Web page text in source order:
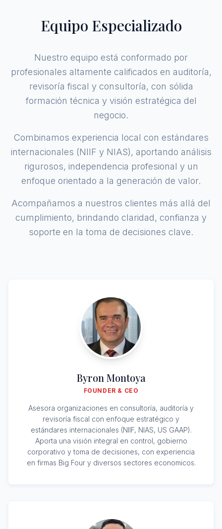
Equipo Especializado
Nuestro equipo está conformado por
profesionales altamente calificados en auditoría,
revisoría fiscal y consultoría, con sólida
formación técnica y visión estratégica del
negocio.
Combinamos experiencia local con estándares
internacionales (NIIF y NIAS), aportando análisis
rigurosos, independencia profesional y un
enfoque orientado a la generación de valor.
Acompañamos a nuestros clientes más allá del
cumplimiento, brindando claridad, confianza y
soporte en la toma de decisiones clave.
Byron Montoya
FOUNDER & CEO
Asesora organizaciones en consultoría, auditoría y
revisoría fiscal con enfoque estratégico y
estándares internacionales (NIIF, NIAS, US GAAP).
Aporta una visión integral en control, gobierno
corporativo y toma de decisiones, con experiencia
en firmas Big Four y diversos sectores economicos.